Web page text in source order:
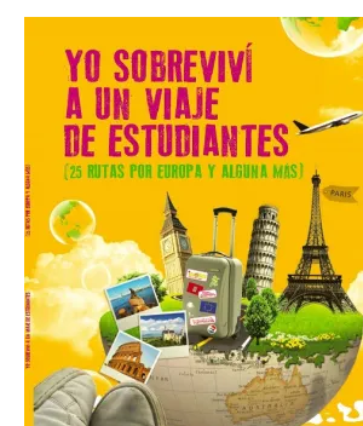
Gijon prohíbe el baño en
San Lorenzo, Poniente y
Arbeyal el día del eclipse a
partir de las 19.00 horas.
8 Ago 2026
Incide en que el eclipse se
verá desde múltiples
puntos de la ciudad, por lo
que no será necesario
desplazarse y se
recomienda no acudir a Gijón/Xixón en
coche ni usarlo ese día. Los accesos a
la Campa Torres y La […]